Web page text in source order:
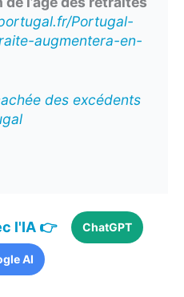
Portugal-
augmentera-en-
des excédents
l'IA 👉 ChatGPT
AI